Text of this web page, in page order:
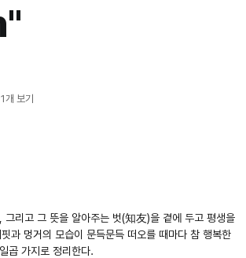
개 보기
리고 그 뜻을 알아주는 벗(知友)을 곁에 두고 평생을
과 멍거의 모습이 문득문득 떠오를 때마다 참 행복한
곱 가지로 정리한다.